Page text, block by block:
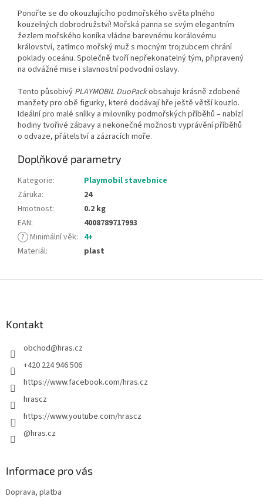
Ponořte se do okouzlujícího podmořského světa plného
kouzelných dobrodružství! Mořská panna se svým elegantním
žezlem mořského koníka vládne barevnému korálovému
království, zatímco mořský muž s mocným trojzubcem chrání
poklady oceánu. Společně tvoří nepřekonatelný tým, připravený
na odvážné mise i slavnostní podvodní oslavy.
Tento působivý PLAYMOBIL DuoPackobsahuje krásně zdobené
manžety pro obě figurky, které dodávají hře ještě větší kouzlo.
Ideální pro malé snílky a milovníky podmořských příběhů – nabízí
hodiny tvořivé zábavy a nekonečné možnosti vyprávění příběhů
o odvaze, přátelství a zázracích moře.
Doplňkové parametry
Kategorie:
Playmobil stavebnice
Záruka:
24
Hmotnost:
0.2 kg
EAN:
4008789717993
? Minimální věk: 4+
Materiál: plast
Kontakt
obchod@hras.cz
+420 224 946 506
https://www.facebook.com/hras.cz
hrascz
https://www.youtube.com/hrascz
@hras.cz
Informace pro vás
Doprava, platba